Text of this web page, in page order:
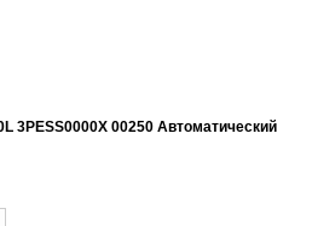
3PESS0000X 00250 Автоматический